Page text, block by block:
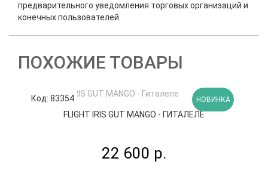
предварительного уведомления торговых организаций и
конечных пользователей.
ПОХОЖИЕ ТОВАРЫ
Код: 83354 НОВИНКА
FLIGHT IRIS GUT MANGO - ГИТАЛЕЛЕ
22 600 р.